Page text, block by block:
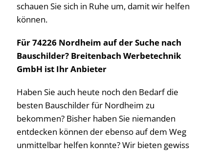
schauen Sie sich in Ruhe um, damit wir helfen
können.
Für 74226 Nordheim auf der Suche nach
Bauschilder? Breitenbach Werbetechnik
GmbH ist Ihr Anbieter
Haben Sie auch heute noch den Bedarf die
besten Bauschilder für Nordheim zu
bekommen? Bisher haben Sie niemanden
entdecken können der ebenso auf dem Weg
unmittelbar helfen konnte? Wir bieten gewiss